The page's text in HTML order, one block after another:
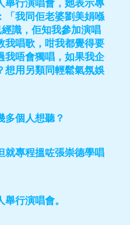
舉行演唱會，她表示專
「我同佢老婆劉美娟喺
識，佢知我參加演唱
我唱歌，咁我都覺得要
我唔會獨唱，如果我企
想用另類同輕鬆氣氛娛
多個人想聽？
就專程搵咗張崇德學唱
行演唱會。